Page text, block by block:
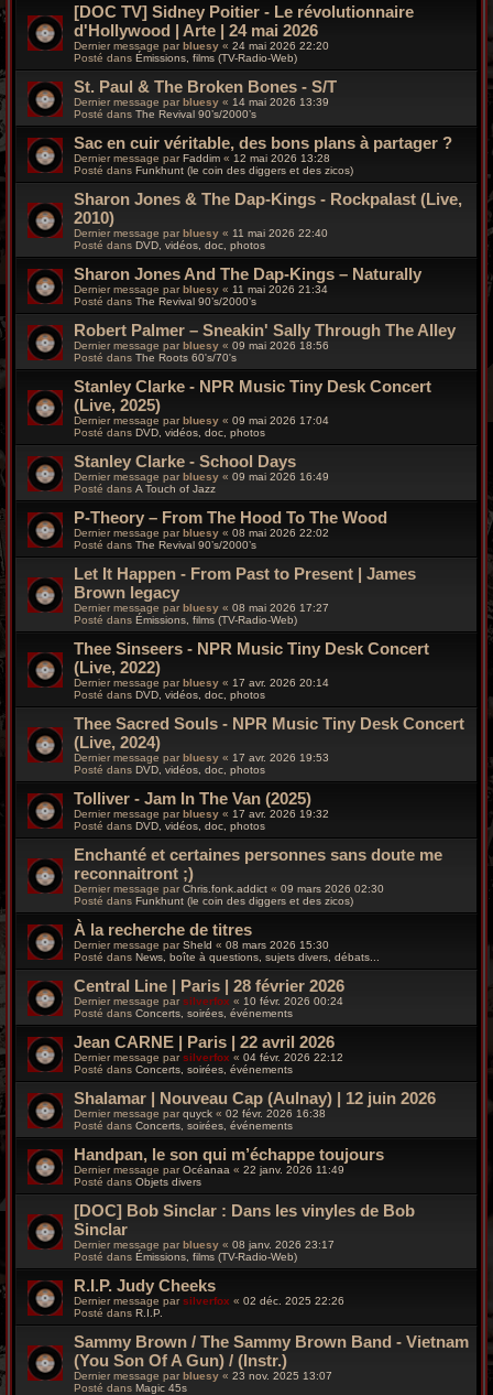
[DOC TV] Sidney Poitier - Le révolutionnaire
d'Hollywood | Arte | 24 mai 2026
Dernier message par bluesy « 24 mai 2026 22:20
Posté dans Émissions, films (TV-Radio-Web)
St. Paul & The Broken Bones - S/T
Dernier message par bluesy « 14 mai 2026 13:39
Posté dans The Revival 90’s/2000’s
Sac en cuir véritable, des bons plans à partager ?
Dernier message parFaddim « 12 mai 2026 13:28
Posté dans Funkhunt (le coin des diggers et des zicos)
Sharon Jones & The Dap-Kings - Rockpalast (Live,
2010)
Dernier message par bluesy « 11 mai 2026 22:40
Posté dans DVD, vidéos, doc, photos
Sharon Jones And The Dap-Kings – Naturally
Dernier message parbluesy « 11 mai 2026 21:34
Posté dans The Revival 90’s/2000’s
Robert Palmer – Sneakin' Sally Through The Alley
Dernier message par bluesy « 09 mai 2026 18:56
Posté dans The Roots 60's/70's
Stanley Clarke - NPR Music Tiny Desk Concert
(Live, 2025)
Dernier message par bluesy « 09 mai 2026 17:04
Posté dans DVD, vidéos, doc, photos
Stanley Clarke - School Days
Dernier message par bluesy « 09 mai 2026 16:49
Posté dans A Touch of Jazz
P-Theory – From The Hood To The Wood
Dernier message parbluesy « 08 mai 2026 22:02
Posté dans The Revival 90’s/2000’s
Let It Happen - From Past to Present | James
Brown legacy
Dernier message par bluesy « 08 mai 2026 17:27
Posté dans Émissions, films (TV-Radio-Web)
Thee Sinseers - NPR Music Tiny Desk Concert
(Live, 2022)
Dernier message par bluesy « 17 avr. 2026 20:14
Posté dans DVD, vidéos, doc, photos
Thee Sacred Souls - NPR Music Tiny Desk Concert
(Live, 2024)
Dernier message par bluesy « 17 avr. 2026 19:53
Posté dans DVD, vidéos, doc, photos
Tolliver - Jam In The Van (2025)
Dernier message parbluesy « 17 avr. 2026 19:32
Posté dans DVD, vidéos, doc, photos
Enchanté et certaines personnes sans doute me
reconnaitront ;)
Dernier message par Chris.fonk.addict « 09 mars 2026 02:30
Posté dans Funkhunt (le coin des diggers et des zicos)
À la recherche de titres
Dernier message parSheld « 08 mars 2026 15:30
Posté dans News, boîte à questions, sujets divers, débats...
Central Line | Paris | 28 février 2026
Dernier message par silverfox « 10 févr. 2026 00:24
Posté dans Concerts, soirées, événements
Jean CARNE | Paris | 22 avril 2026
Dernier message parsilverfox « 04 févr. 2026 22:12
Posté dans Concerts, soirées, événements
Shalamar | Nouveau Cap (Aulnay) | 12 juin 2026
Dernier message par quyck « 02 févr. 2026 16:38
Posté dans Concerts, soirées, événements
Handpan, le son qui m’échappe toujours
Dernier message parOcéanaa « 22 janv. 2026 11:49
Posté dans Objets divers
[DOC] Bob Sinclar : Dans les vinyles de Bob
Sinclar
Dernier message par bluesy « 08 janv. 2026 23:17
Posté dans Émissions, films (TV-Radio-Web)
R.I.P. Judy Cheeks
Dernier message parsilverfox « 02 déc. 2025 22:26
Posté dans R.I.P.
Sammy Brown / The Sammy Brown Band - Vietnam
(You Son Of A Gun) / (Instr.)
Dernier message par bluesy « 23 nov. 2025 13:07
Posté dans Magic 45s